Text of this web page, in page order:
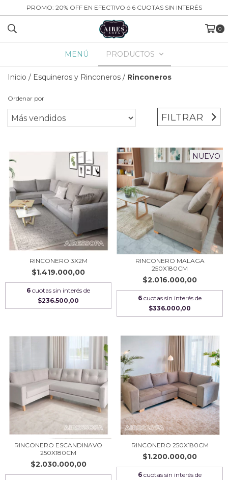
PROMO: 20% OFF EN EFECTIVO ó 6 CUOTAS SIN INTERÉS
0
MENÚ PRODUCTOS
Inicio / Esquineros y Rinconeros / Rinconeros
Ordenar por
FILTRAR
RINCONERO 3X2M
$1.419.000,00
6 cuotas sin interés de
$236.500,00
NUEVO
RINCONERO MALAGA
250X180CM
$2.016.000,00
6 cuotas sin interés de
$336.000,00
RINCONERO ESCANDINAVO
250X180CM
$2.030.000,00
RINCONERO 250X180CM
$1.200.000,00
6 cuotas sin interés de